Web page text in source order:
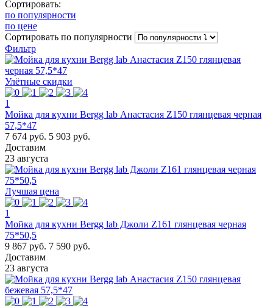
Сортировать:
по популярности
по цене
Сортировать по популярности
Фильтр
Улётные скидки
1
Мойка для кухни Bergg lab Анастасия Z150 глянцевая черная
57,5*47
7 674 руб. 5 903 руб.
Доставим
23 августа
Лучшая цена
1
Мойка для кухни Bergg lab Джоли Z161 глянцевая черная
75*50,5
9 867 руб. 7 590 руб.
Доставим
23 августа